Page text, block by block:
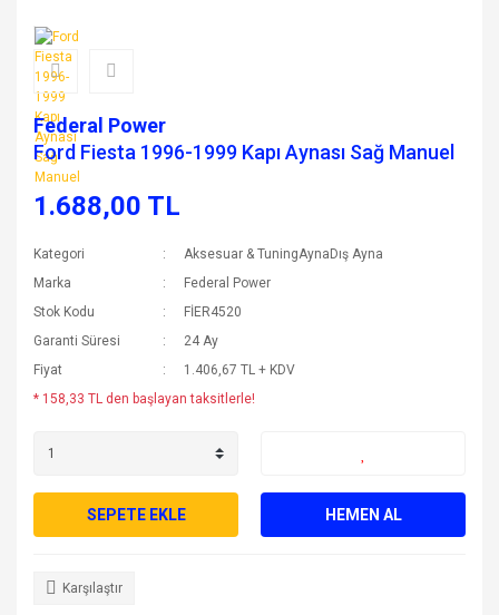
Federal Power
Ford Fiesta 1996-1999 Kapı Aynası Sağ Manuel
1.688,00 TL
Kategori
Aksesuar & TuningAynaDış Ayna
Marka
Federal Power
Stok Kodu
FİER4520
Garanti Süresi
24 Ay
Fiyat
1.406,67 TL + KDV
* 158,33 TL den başlayan taksitlerle!
SEPETE EKLE HEMEN AL
Karşılaştır